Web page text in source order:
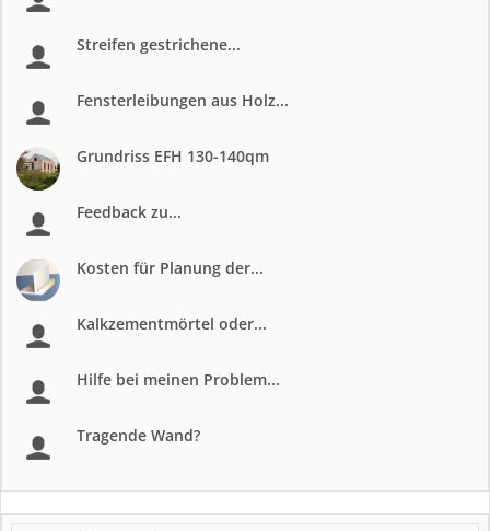
Streifen gestrichene...
Fensterleibungen aus Holz...
Grundriss EFH 130-140qm
Feedback zu...
Kosten für Planung der...
Kalkzementmörtel oder...
Hilfe bei meinen Problem...
Tragende Wand?